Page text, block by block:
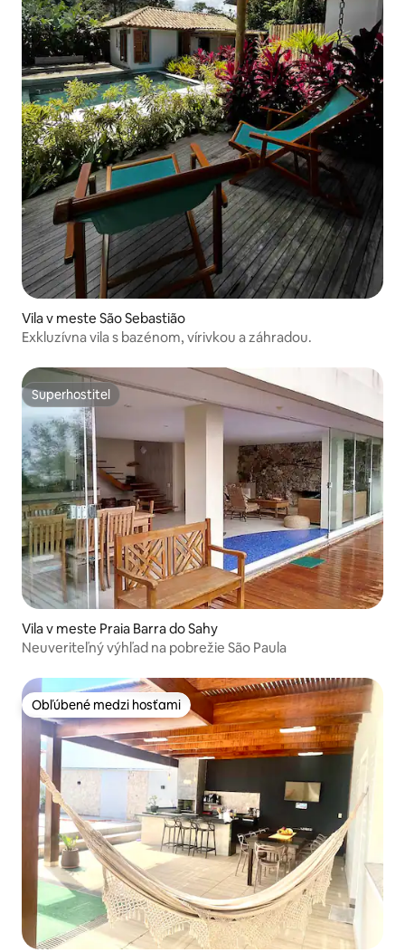
Vila v meste São Sebastião
Exkluzívna vila s bazénom, vírivkou a záhradou.
Superhostiteľ
Superhostiteľ
Vila v meste Praia Barra do Sahy
Neuveriteľný výhľad na pobrežie São Paula
Obľúbené medzi hosťami
Obľúbené medzi hosťami